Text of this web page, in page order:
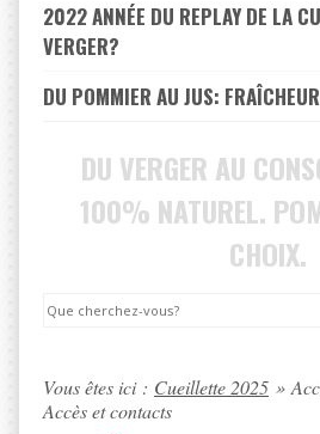
2022 ANNÉE DU REPLAY DE LA
VERGER?
DU POMMIER AU JUS:
DU VERGER AU
100% NATUREL.
CHOIX.
Vous êtes ici : Cueillette 2025 »
Accès et contacts